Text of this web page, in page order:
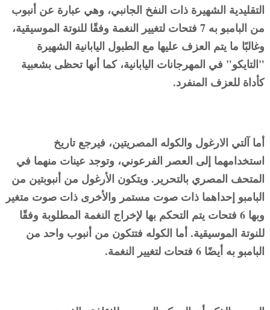
التقليدية الشهيرة ذات النفخ الجانبي، وهي عبارة عن أنبوب
من البامبو به 7 فتحات لتغيير النغمة وفقًا للنوتة الموسيقية،
وغالبًا ما يتم العزف عليها مع الطبول اليابانية الشهيرة
"التايكو" في المهرجانات اليابانية، كما أنها تحظى بشعبية
كأداة للعزف المنفرد.
أما آلتي الارغول والكوله المصريتين، فيرجع تاريخ
استخدامهما إلى العصر الفرعوني، وتوجد عينات منهما في
المتحف المصري بالتحرير. ويتكون الأرغول من أنبوبتين من
البامبو إحداهما ذات صوت مستمر والأخرى ذات صوت متغير
وبها 6 فتحات يتم التحكم بها لإخراج النغمة المطلوبة وفقًا
للنوتة الموسيقية. أما الكوله فتتكون من أنبوب واحد من
البامبو به أيضًا 6 فتحات لتغيير النغمة.